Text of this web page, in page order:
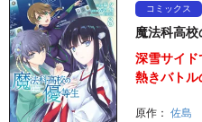
コミックス
魔法科高
深雪サイド
熱きバト
原作： 佐島